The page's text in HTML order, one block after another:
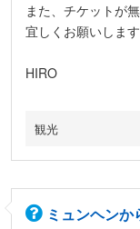
また、チケットが
宜しくお願いします
HIRO
観光
ミュンヘン